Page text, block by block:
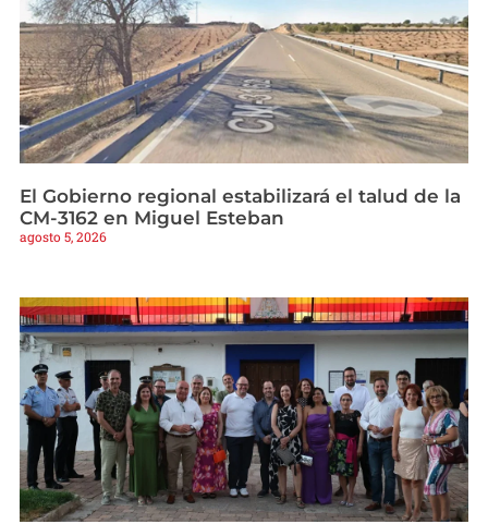
El Gobierno regional estabilizará el talud de la
CM-3162 en Miguel Esteban
agosto 5, 2026